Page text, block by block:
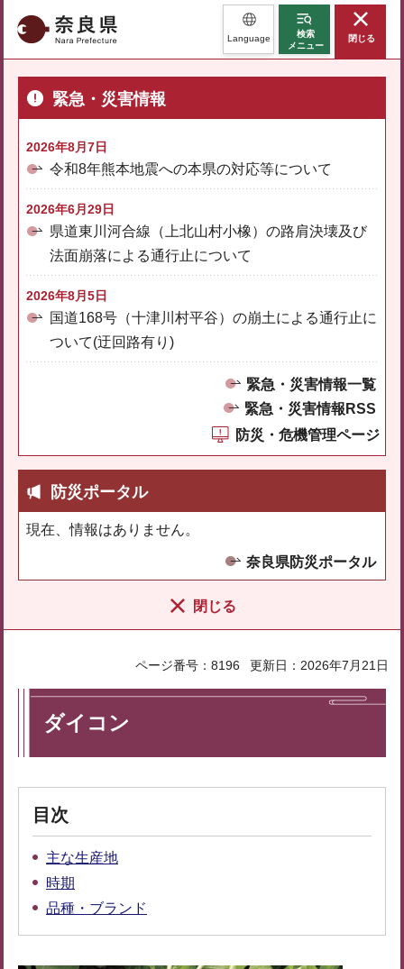
奈良県 Language
検索
メニュー
閉じる
緊急・災害情報
2026年8月7日
令和8年熊本地震への本県の対応等について
2026年6月29日
県道東川河合線（上北山村小橡）の路肩決壊及び
法面崩落による通行止について
2026年8月5日
国道168号（十津川村平谷）の崩土による通行止に
ついて(迂回路有り)
緊急・災害情報一覧
緊急・災害情報RSS
防災・危機管理ページ
防災ポータル
現在、情報はありません。
奈良県防災ポータル
閉じる
ページ番号：8196 更新日：2026年7月21日
ダイコン
目次
主な生産地
時期
品種・ブランド